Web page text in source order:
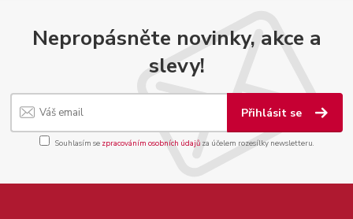
Nepropásněte novinky, akce a
slevy!
Přihlásit se
Souhlasím se zpracováním osobních údajůza účelem rozesílky newsletteru.